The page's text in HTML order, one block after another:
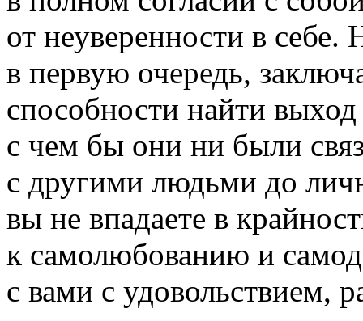
от неуверенности в
в первую очередь,
способности найти
с чем бы они ни были
с другими людьми до
вы не впадаете в
к самолюбованию и
с вами с удовольствием,